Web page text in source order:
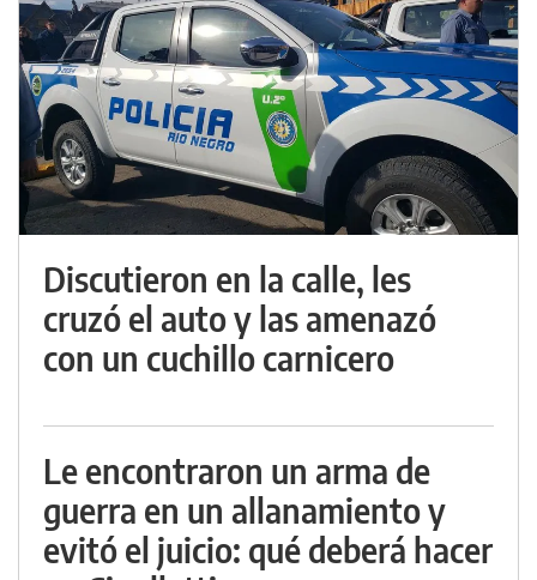
Discutieron en la calle, les
cruzó el auto y las amenazó
con un cuchillo carnicero
Le encontraron un arma de
guerra en un allanamiento y
evitó el juicio: qué deberá hacer